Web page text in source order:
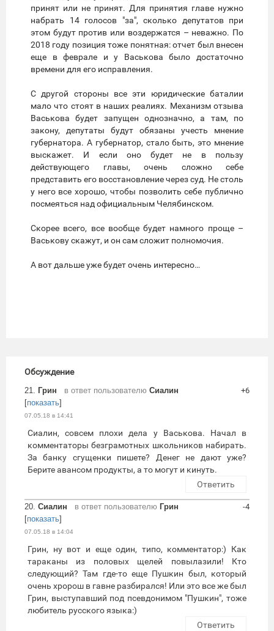
принят или не принят. Для принятия главе нужно
набрать 14 голосов "за", сколько депутатов при
этом будут против или воздержатся – неважно. По
2018 году позиция тоже понятная: отчет был внесен
еще в феврале и у Васькова было достаточно
времени для его исправления.
С другой стороны все эти юридические баталии
мало что стоят в наших реалиях. Механизм отзыва
Васькова будет запущен однозначно, а там, по
закону, депутаты будут обязаны учесть мнение
губернатора. А губернатор, стало быть, это мнение
выскажет. И если оно будет не в пользу
действующего главы, очень сложно себе
представить его восстановление через суд. Не столь
у него все хорошо, чтобы позволить себе публично
посмеяться над официальным Челябинском.
Скорее всего, все вообще будет намного проще –
Васькову скажут, и он сам сложит полномочия.
А вот дальше уже будет очень интересно…
Обсуждение
21. Грин в ответ пользователю Сиалин
[показать]
07.05.18 в 14:41
+6
Сиалин, совсем плохи дела у Васькова. Начал в
комментаторы безграмотных школьников набирать.
За банку сгущенки пишете? Денег не дают уже?
Берите авансом продукты, а то могут и кинуть.
Ответить
20. Сиалин в ответ пользователю Грин
[показать]
07.05.18 в 14:04
-4
Грин, ну вот и еще один, типо, комментатор:) Как
тараканы из половых щелей повылазили! Кто
следующий? Там где-то еще Пушкин был, который
очень хророш в гавне разбирался! Или это все же был
Грин, выступавший под псевдонимом "Пушкин", тоже
любитель русского языка:)
Ответить